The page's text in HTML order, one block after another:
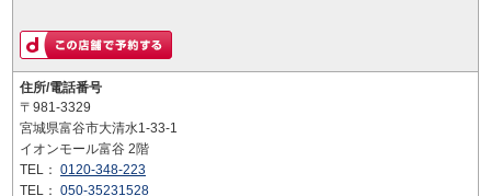
住所/電話番号
〒981-3329
宮城県富谷市大清水1-33-1
イオンモール富谷 2階
TEL： 0120-348-223
TEL： 050-35231528